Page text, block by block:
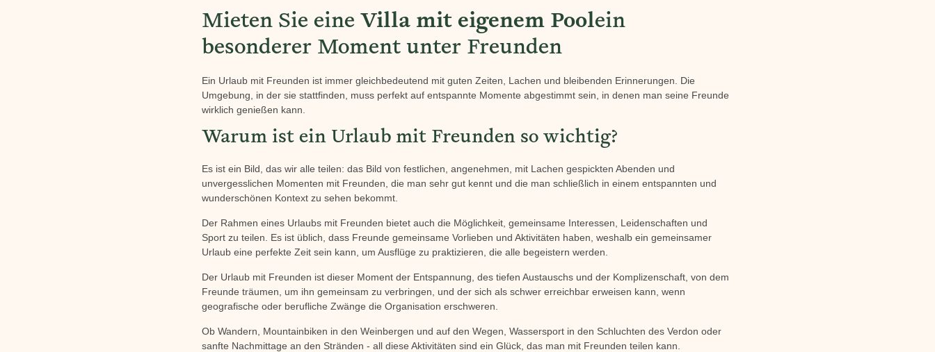
Mieten Sie eine Villa mit eigenem Poolein
besonderer Moment unter Freunden
Ein Urlaub mit Freunden ist immer gleichbedeutend mit guten Zeiten, Lachen und bleibenden Erinnerungen. Die
Umgebung, in der sie stattfinden, muss perfekt auf entspannte Momente abgestimmt sein, in denen man seine Freunde
wirklich genießen kann.
Warum ist ein Urlaub mit Freunden so wichtig?
Es ist ein Bild, das wir alle teilen: das Bild von festlichen, angenehmen, mit Lachen gespickten Abenden und
unvergesslichen Momenten mit Freunden, die man sehr gut kennt und die man schließlich in einem entspannten und
wunderschönen Kontext zu sehen bekommt.
Der Rahmen eines Urlaubs mit Freunden bietet auch die Möglichkeit, gemeinsame Interessen, Leidenschaften und
Sport zu teilen. Es ist üblich, dass Freunde gemeinsame Vorlieben und Aktivitäten haben, weshalb ein gemeinsamer
Urlaub eine perfekte Zeit sein kann, um Ausflüge zu praktizieren, die alle begeistern werden.
Der Urlaub mit Freunden ist dieser Moment der Entspannung, des tiefen Austauschs und der Komplizenschaft, von dem
Freunde träumen, um ihn gemeinsam zu verbringen, und der sich als schwer erreichbar erweisen kann, wenn
geografische oder berufliche Zwänge die Organisation erschweren.
Ob Wandern, Mountainbiken in den Weinbergen und auf den Wegen, Wassersport in den Schluchten des Verdon oder
sanfte Nachmittage an den Stränden - all diese Aktivitäten sind ein Glück, das man mit Freunden teilen kann.